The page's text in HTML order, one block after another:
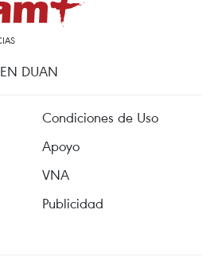
DUAN
Condiciones de Uso
Apoyo
VNA
Publicidad